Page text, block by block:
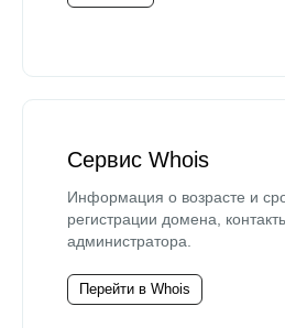
Сервис Whois
Информация о возрасте и
регистрации домена,
администратора.
Перейти в Whois